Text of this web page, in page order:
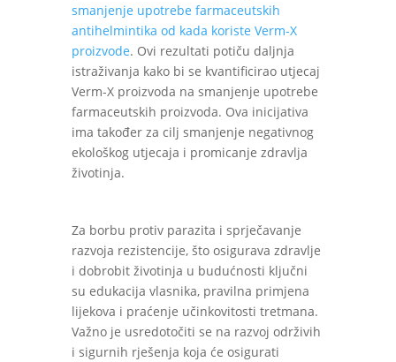
smanjenje upotrebe farmaceutskih
antihelmintika od kada koriste Verm-X
proizvode. Ovi rezultati potiču daljnja
istraživanja kako bi se kvantificirao utjecaj
Verm-X proizvoda na smanjenje upotrebe
farmaceutskih proizvoda. Ova inicijativa
ima također za cilj smanjenje negativnog
ekološkog utjecaja i promicanje zdravlja
životinja.
Za borbu protiv parazita i sprječavanje
razvoja rezistencije, što osigurava zdravlje
i dobrobit životinja u budućnosti ključni
su edukacija vlasnika, pravilna primjena
lijekova i praćenje učinkovitosti tretmana.
Važno je usredotočiti se na razvoj održivih
i sigurnih rješenja koja će osigurati